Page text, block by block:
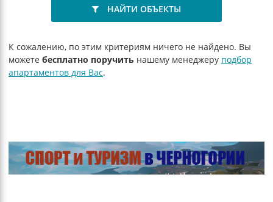
НАЙТИ ОБЪЕКТЫ
К сожалению, по этим критериям ничего не найдено. Вы
можете бесплатно поручить нашему менеджеру подбор
апартаментов для Вас.